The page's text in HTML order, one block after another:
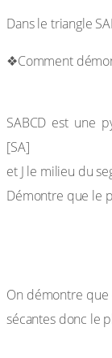
Dans le triangle
❖Comment
SABCD est une
[SA]
et J le milieu du
Démontre que le
On démontre que (
sécantes donc le